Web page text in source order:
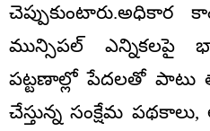
చెప్పుకుంటారు.అధికార
మున్సిపల్ ఎన్నికలపై
పట్టణాల్లో పేదలతో పాటు
చేస్తున్న సంక్షేమ